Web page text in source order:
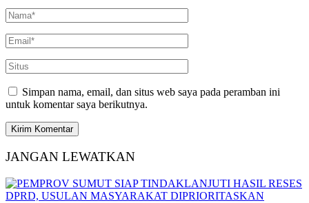
Simpan nama, email, dan situs web saya pada peramban ini
untuk komentar saya berikutnya.
JANGAN LEWATKAN